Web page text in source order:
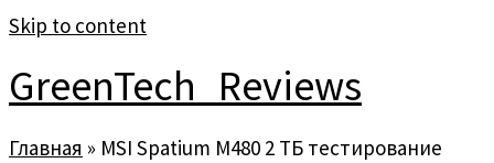
Skip to content
GreenTech_Reviews
Главная » MSI Spatium M480 2 ТБ тестирование